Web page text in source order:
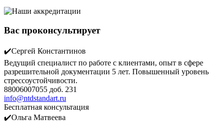
Вас проконсультирует
✔️Сергей Константинов
Ведущий специалист по работе с клиентами, опыт в сфере
разрешительной документации 5 лет. Повышенный уровень
стрессоустойчивости.
88006007055 доб. 231
info@ntdstandart.ru
Бесплатная консультация
✔️Ольга Матвеева